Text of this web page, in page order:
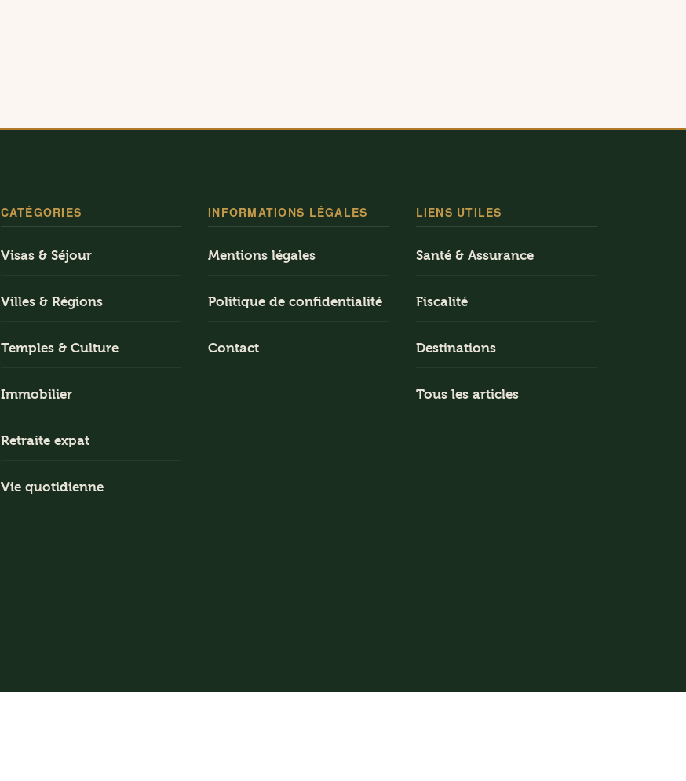
CATÉGORIES
Visas & Séjour
Villes & Régions
Temples & Culture
Immobilier
Retraite expat
Vie quotidienne
INFORMATIONS LÉGALES
Mentions légales
Politique de confidentialité
Contact
LIENS UTILES
Santé & Assurance
Fiscalité
Destinations
Tous les articles